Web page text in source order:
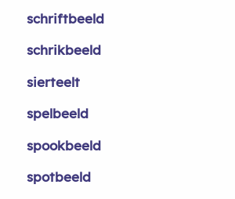
schriftbeeld
schrikbeeld
sierteelt
spelbeeld
spookbeeld
spotbeeld